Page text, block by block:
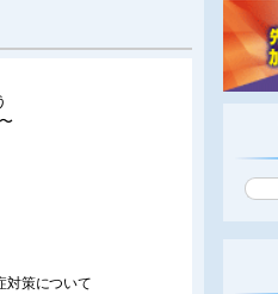
対策について